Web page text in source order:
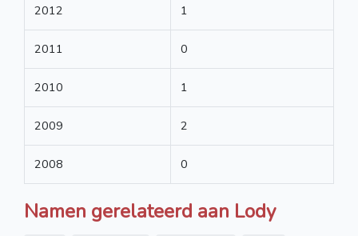
2012 1
2011 0
2010 1
2009 2
2008 0
Namen gerelateerd aan Lody